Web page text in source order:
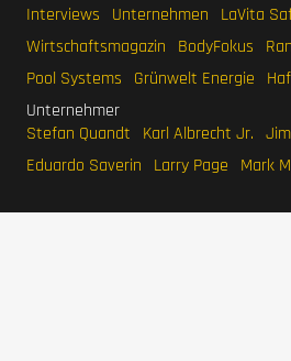
Interviews
Unternehmen LaVita
Wirtschaftsmagazin
BodyFokus
Pool Systems
Grünwelt Energie
Unternehmer
Stefan Quandt
Karl Albrecht Jr.
Eduardo Saverin
Larry Page Mark